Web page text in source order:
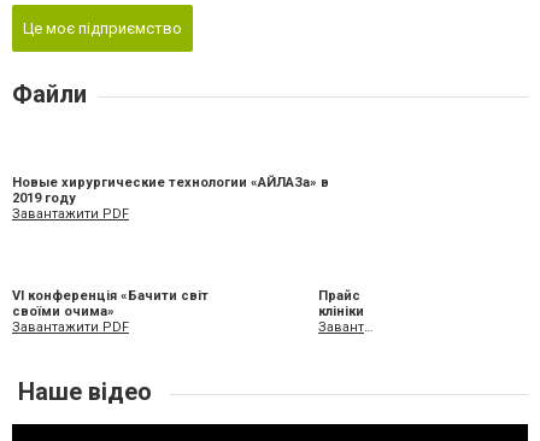
Це моє підприємство
Файли
Новые хирургические технологии «АЙЛАЗа» в
2019 году
Завантажити PDF
VI конференція «Бачити світ
своїми очима»
Завантажити PDF
Прайс
клініки
Завантажити XLS
Наше відео